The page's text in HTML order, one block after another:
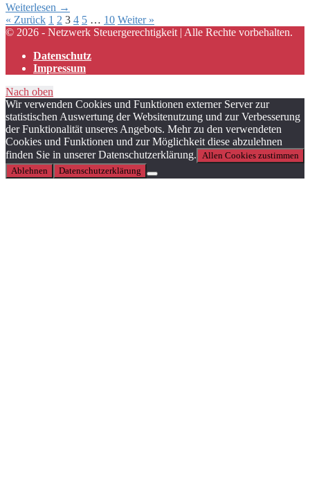
Weiterlesen →
« Zurück 1 2 3 4 5 … 10 Weiter »
© 2026 - Netzwerk Steuergerechtigkeit | Alle Rechte vorbehalten.
Datenschutz
Impressum
Nach oben
Wir verwenden Cookies und Funktionen externer Server zur
statistischen Auswertung der Websitenutzung und zur Verbesserung
der Funktionalität unseres Angebots. Mehr zu den verwendeten
Cookies und Funktionen und zur Möglichkeit diese abzulehnen
finden Sie in unserer Datenschutzerklärung.
Allen Cookies zustimmen
Ablehnen
Datenschutzerklärung